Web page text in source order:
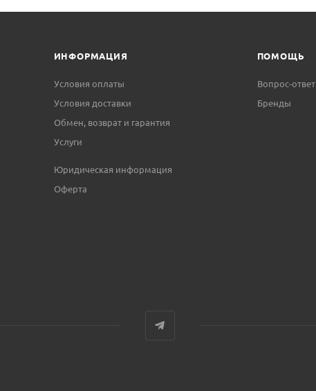
ИНФОРМАЦИЯ
Условия оплаты
Условия доставки
Обмен, возврат и гарантия
Услуги
Юридическая информация
Оферта
ПОМОЩЬ
Вопрос-ответ
Бренды